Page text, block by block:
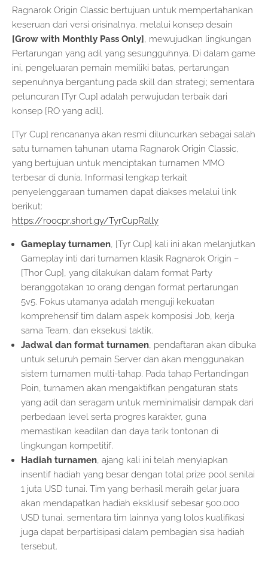
Ragnarok Origin Classic bertujuan untuk mempertahankan
keseruan dari versi orisinalnya, melalui konsep desain
[Grow with Monthly Pass Only], mewujudkan lingkungan
Pertarungan yang adil yang sesungguhnya. Di dalam game
ini, pengeluaran pemain memiliki batas, pertarungan
sepenuhnya bergantung pada skill dan strategi; sementara
peluncuran [Tyr Cup] adalah perwujudan terbaik dari
konsep [RO yang adil].
[Tyr Cup] rencananya akan resmi diluncurkan sebagai salah
satu turnamen tahunan utama Ragnarok Origin Classic,
yang bertujuan untuk menciptakan turnamen MMO
terbesar di dunia. Informasi lengkap terkait
penyelenggaraan turnamen dapat diakses melalui link
berikut:
https://roocpr.short.gy/TyrCupRally
Gameplay turnamen, [Tyr Cup] kali ini akan melanjutkan
Gameplay inti dari turnamen klasik Ragnarok Origin –
[Thor Cup], yang dilakukan dalam format Party
beranggotakan 10 orang dengan format pertarungan
5v5. Fokus utamanya adalah menguji kekuatan
komprehensif tim dalam aspek komposisi Job, kerja
sama Team, dan eksekusi taktik.
Jadwal dan format turnamen, pendaftaran akan dibuka
untuk seluruh pemain Server dan akan menggunakan
sistem turnamen multi-tahap. Pada tahap Pertandingan
Poin, turnamen akan mengaktifkan pengaturan stats
yang adil dan seragam untuk meminimalisir dampak dari
perbedaan level serta progres karakter, guna
memastikan keadilan dan daya tarik tontonan di
lingkungan kompetitif.
Hadiah turnamen, ajang kali ini telah menyiapkan
insentif hadiah yang besar dengan total prize pool senilai
1 juta USD tunai. Tim yang berhasil meraih gelar juara
akan mendapatkan hadiah eksklusif sebesar 500.000
USD tunai, sementara tim lainnya yang lolos kualifikasi
juga dapat berpartisipasi dalam pembagian sisa hadiah
tersebut.